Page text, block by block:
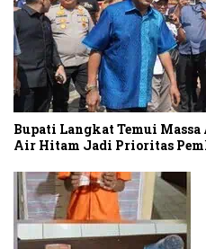
Bupati Langkat Temui
Air Hitam Jadi Prioritas